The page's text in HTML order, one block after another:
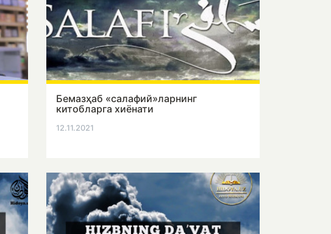
Бемазҳаб «салафий»ларнинг
китобларга хиёнати
12.11.2021